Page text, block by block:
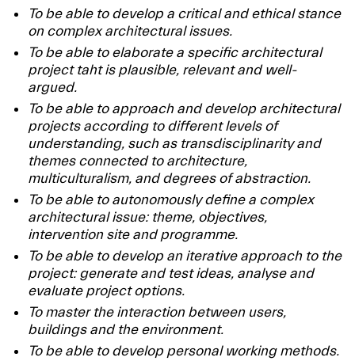
To be able to develop a critical and ethical stance
on complex architectural issues.
To be able to elaborate a specific architectural
project taht is plausible, relevant and well-
argued.
To be able to approach and develop architectural
projects according to different levels of
understanding, such as transdisciplinarity and
themes connected to architecture,
multiculturalism, and degrees of abstraction.
To be able to autonomously define a complex
architectural issue: theme, objectives,
intervention site and programme.
To be able to develop an iterative approach to the
project: generate and test ideas, analyse and
evaluate project options.
To master the interaction between users,
buildings and the environment.
To be able to develop personal working methods.